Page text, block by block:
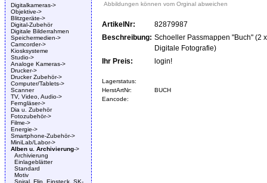
Digitalkameras->
Objektive->
Blitzgeräte->
Digital-Zubehör
Digitale Bilderrahmen
Speichermedien->
Camcorder->
Kiosksysteme
Studio->
Analoge Kameras->
Drucker->
Drucker Zubehör->
Computer/Tablets->
Scanner
TV, Video, Audio->
Ferngläser->
Dia u. Zubehör
Fotozubehör->
Filme->
Energie->
Smartphone-Zubehör->
MiniLab/Labor->
Alben u. Archivierung->
Archivierung
Einlageblätter
Standard
Motiv
Spiral, Flip, Einsteck, SK-
Abbildungen können vom Orginal abweichen
ArtikelNr:
82879987
Beschreibung: Schoeller Passmappen "Buch" (2
Digitale Fotografie)
Ihr Preis:
login!
Lagerstatus:
HerstArtNr:
BUCH
Eancode: